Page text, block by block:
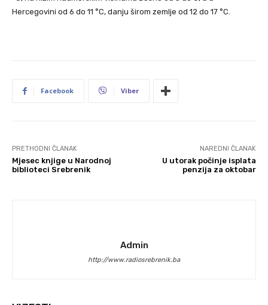
Hercegovini od 6 do 11 °C, danju širom zemlje od 12 do 17 °C.
Facebook Viber
PRETHODNI ČLANAK
Mjesec knjige u Narodnoj
biblioteci Srebrenik
NAREDNI ČLANAK
U utorak počinje isplata
penzija za oktobar
Admin
http://www.radiosrebrenik.ba